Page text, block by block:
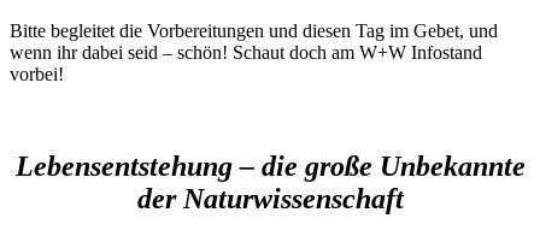
Bitte begleitet die Vorbereitungen und diesen Tag im Gebet, und
wenn ihr dabei seid – schön! Schaut doch am W+W Infostand
vorbei!
Lebensentstehung – die große Unbekannte
der Naturwissenschaft